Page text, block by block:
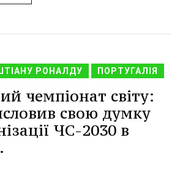
РОНАЛДУ ПОРТУГАЛІЯ
чемпіонат світу:
свою думку
ЧС-2030 в